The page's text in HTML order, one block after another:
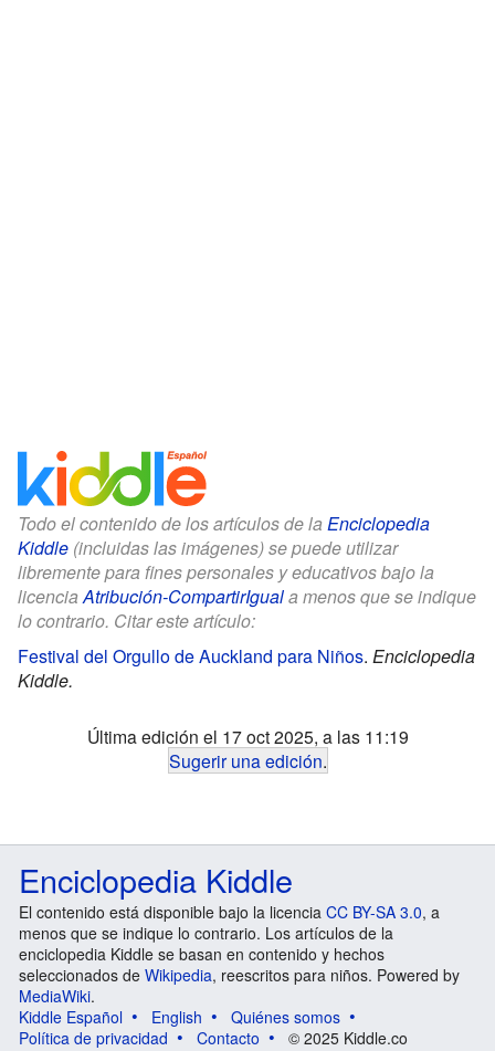
Todo el contenido de los artículos de la Enciclopedia
Kiddle (incluidas las imágenes) se puede utilizar
libremente para fines personales y educativos bajo la
licenciaAtribución-CompartirIguala menos que se indique
lo contrario. Citar este artículo:
Festival del Orgullo de Auckland para Niños. Enciclopedia
Kiddle.
Última edición el 17 oct 2025, a las 11:19
Sugerir una edición.
Enciclopedia Kiddle
El contenido está disponible bajo la licencia CC BY-SA 3.0, a
menos que se indique lo contrario. Los artículos de la
enciclopedia Kiddle se basan en contenido y hechos
seleccionados de Wikipedia, reescritos para niños. Powered by
MediaWiki.
Kiddle Español
English
Quiénes somos
Política de privacidad
Contacto © 2025 Kiddle.co